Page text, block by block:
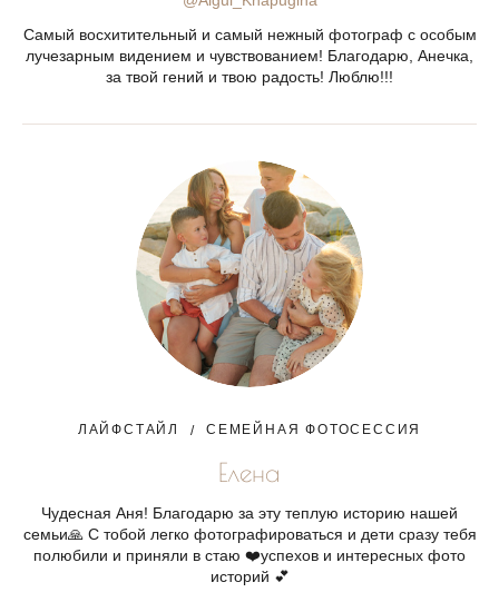
Самый восхитительный и самый нежный фотограф с особым
лучезарным видением и чувствованием! Благодарю, Анечка,
за твой гений и твою радость! Люблю!!!
ЛАЙФСТАЙЛ СЕМЕЙНАЯ ФОТОСЕССИЯ
Елена
Чудесная Аня! Благодарю за эту теплую историю нашей
семьи🙏 С тобой легко фотографироваться и дети сразу тебя
полюбили и приняли в стаю ❤️успехов и интересных фото
историй 💕